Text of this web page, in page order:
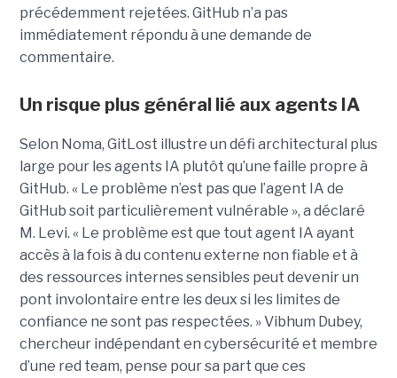
précédemment rejetées. GitHub n’a pas
immédiatement répondu à une demande de
commentaire.
Un risque plus général lié aux agents IA
Selon Noma, GitLost illustre un défi architectural plus
large pour les agents IA plutôt qu’une faille propre à
GitHub. « Le problème n’est pas que l’agent IA de
GitHub soit particulièrement vulnérable », a déclaré
M. Levi. « Le problème est que tout agent IA ayant
accès à la fois à du contenu externe non fiable et à
des ressources internes sensibles peut devenir un
pont involontaire entre les deux si les limites de
confiance ne sont pas respectées. » Vibhum Dubey,
chercheur indépendant en cybersécurité et membre
d’une red team, pense pour sa part que ces